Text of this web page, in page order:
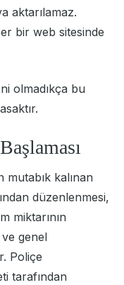
aktarılamaz.
bir web sitesinde
olmadıkça bu
mutabık kalınan
düzenlenmesi,
miktarının
genel
Poliçe
tarafından